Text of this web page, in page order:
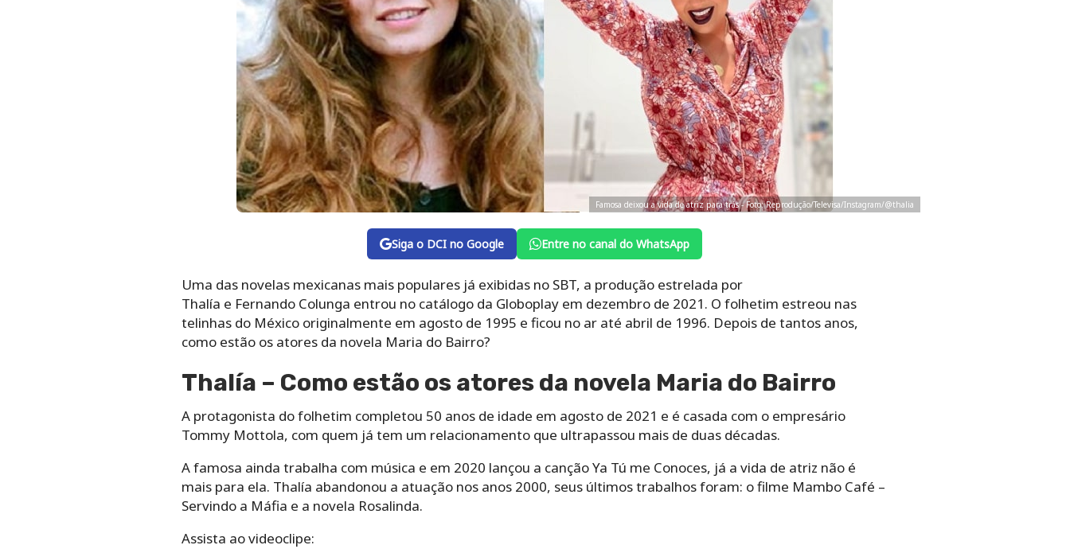
Famosa deixou a vida de atriz para trás - Foto: Reprodução/Televisa/Instagram/@thalia
Siga o DCI no Google Entre no canal do WhatsApp
Uma das novelas mexicanas mais populares já exibidas no SBT, a produção estrelada por
Thalía e Fernando Colunga entrou no catálogo da Globoplay em dezembro de 2021. O folhetim estreou nas
telinhas do México originalmente em agosto de 1995 e ficou no ar até abril de 1996. Depois de tantos anos,
como estão os atores da novela Maria do Bairro?
Thalía – Como estão os atores da novela Maria do Bairro
A protagonista do folhetim completou 50 anos de idade em agosto de 2021 e é casada com o empresário
Tommy Mottola, com quem já tem um relacionamento que ultrapassou mais de duas décadas.
A famosa ainda trabalha com música e em 2020 lançou a canção Ya Tú me Conoces, já a vida de atriz não é
mais para ela. Thalía abandonou a atuação nos anos 2000, seus últimos trabalhos foram: o filme Mambo Café –
Servindo a Máfia e a novela Rosalinda.
Assista ao videoclipe: